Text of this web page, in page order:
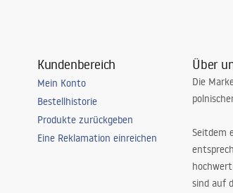
Kundenbereich
Mein Konto
Bestellhistorie
Produkte zurückgeben
Eine Reklamation einreichen
Über
Die
Seitdem
sind auf